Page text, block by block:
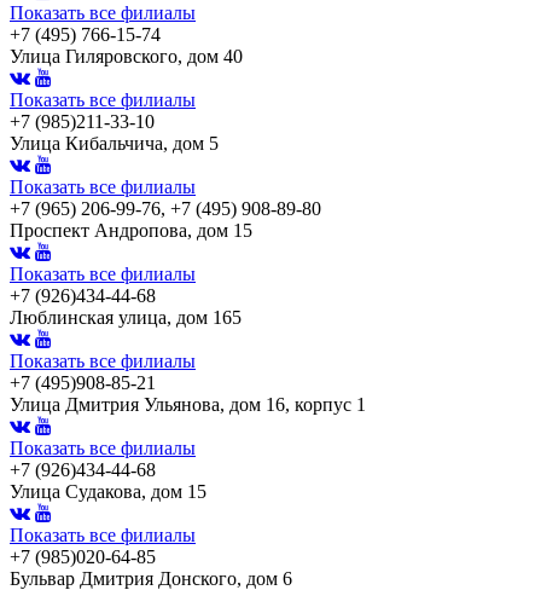
Показать все филиалы
+7 (495) 766-15-74
Улица Гиляровского, дом 40
Показать все филиалы
+7 (985)211-33-10
Улица Кибальчича, дом 5
Показать все филиалы
+7 (965) 206-99-76, +7 (495) 908-89-80
Проспект Андропова, дом 15
Показать все филиалы
+7 (926)434-44-68
Люблинская улица, дом 165
Показать все филиалы
+7 (495)908-85-21
Улица Дмитрия Ульянова, дом 16, корпус 1
Показать все филиалы
+7 (926)434-44-68
Улица Судакова, дом 15
Показать все филиалы
+7 (985)020-64-85
Бульвар Дмитрия Донского, дом 6